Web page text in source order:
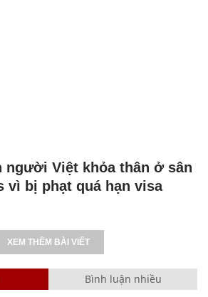
người Việt khỏa thân ở sân
vì bị phạt quá hạn visa
XEM THÊM BÀI VIẾT
Bình luận nhiều